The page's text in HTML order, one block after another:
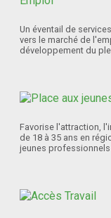
Un éventail de
vers le marché de
développement du
Favorise l'attraction,
de 18 à 35 ans en
jeunes professionnels